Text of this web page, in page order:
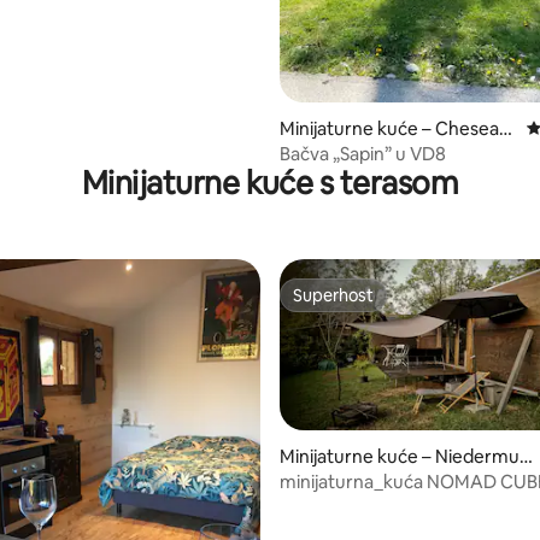
Minijaturne kuće – Cheseau
x-Noréaz
Bačva „Sapin” u VD8
Minijaturne kuće s terasom
recenzija: 58
Superhost
Superhost
Minijaturne kuće – Niedermuhl
ern
minijaturna_kuća NOMAD